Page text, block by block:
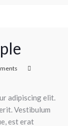
adipiscing elit.
Vestibulum
est erat